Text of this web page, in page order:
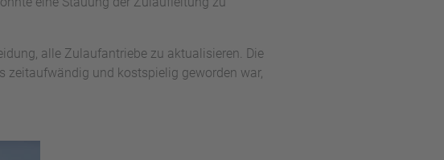
alle Zulaufantriebe zu aktualisieren. Die
zeitaufwändig und kostspielig geworden war,